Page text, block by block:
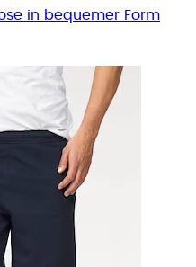
in bequemer Form